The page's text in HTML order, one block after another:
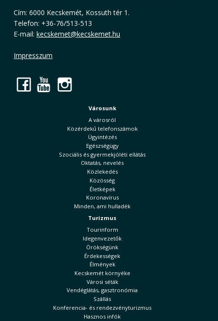
Cím: 6000 Kecskemét, Kossuth tér 1.
Telefon: +36-76/513-513
E-mail: kecskemet@kecskemet.hu
Impresszum
Facebook
YouTube
Városunk
A városról
Közérdekű telefonszámok
Ügyintézés
Egészségügy
Szociális és gyermekjóléti ellátás
Oktatás, nevelés
Közlekedés
Közösség
Életképek
Koronavírus
Minden, ami hulladék
Turizmus
Tourinform
Idegenvezetők
Örökségünk
Érdekességek
Élmények
Kecskemét környéke
Városi séták
Vendéglátás, gasztronómia
Szállás
Konferencia- és rendezvényturizmus
Hasznos infók